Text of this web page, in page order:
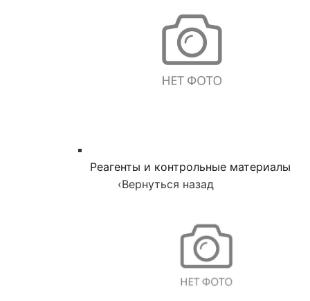
Реагенты и контрольные материалы
‹Вернуться назад